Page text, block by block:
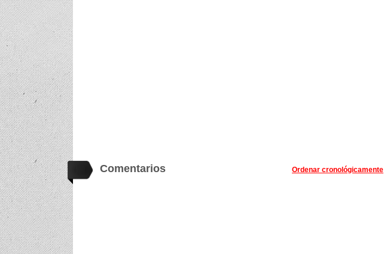
Comentarios Ordenar cronológicamente